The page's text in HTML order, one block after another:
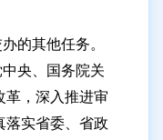
的其他任务。
中央、国务院关
革，深入推进审
落实省委、省政